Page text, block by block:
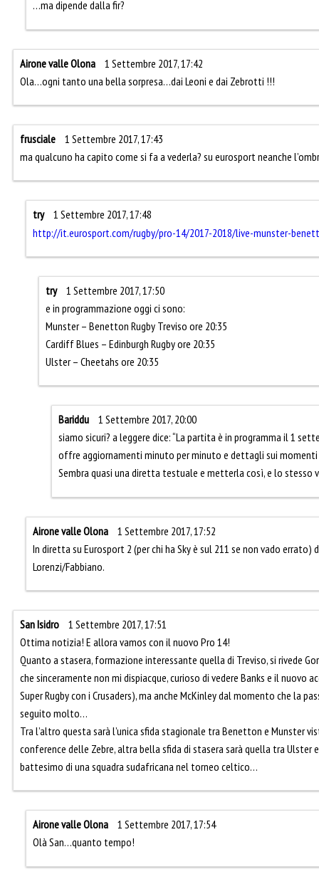
…ma dipende dalla fir?
Airone valle Olona
1 Settembre 2017, 17:42
Ola…ogni tanto una bella sorpresa…dai Leoni e dai Zebrotti !!!
frusciale
1 Settembre 2017, 17:43
ma qualcuno ha capito come si fa a vederla? su eurosport neanche
try
1 Settembre 2017, 17:48
http://it.eurosport.com/rugby/pro-14/2017-2018/live-munster-
try
1 Settembre 2017, 17:50
e in programmazione oggi ci sono:
Munster – Benetton Rugby Treviso ore 20:35
Cardiff Blues – Edinburgh Rugby ore 20:35
Ulster – Cheetahs ore 20:35
Bariddu
1 Settembre 2017, 20:00
siamo sicuri? a leggere dice: “La partita è in programma il 1
offre aggiornamenti minuto per minuto e dettagli sui momenti
Sembra quasi una diretta testuale e metterla così, e lo
Airone valle Olona
1 Settembre 2017, 17:52
In diretta su Eurosport 2 (per chi ha Sky è sul 211 se non vado
Lorenzi/Fabbiano.
San Isidro
1 Settembre 2017, 17:51
Ottima notizia! E allora vamos con il nuovo Pro 14!
Quanto a stasera, formazione interessante quella di Treviso, si rivede
che sinceramente non mi dispiacque, curioso di vedere Banks e il nuovo
Super Rugby con i Crusaders), ma anche McKinley dal momento che la
seguito molto…
Tra l’altro questa sarà l’unica sfida stagionale tra Benetton e Munster
conference delle Zebre, altra bella sfida di stasera sarà quella tra Ulster
battesimo di una squadra sudafricana nel torneo celtico…
Airone valle Olona
1 Settembre 2017, 17:54
Olà San…quanto tempo!